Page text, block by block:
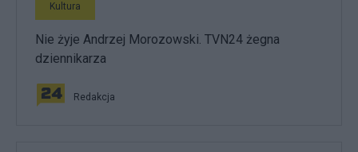
Kultura
Nie żyje Andrzej Morozowski. TVN24 żegna
dziennikarza
Redakcja